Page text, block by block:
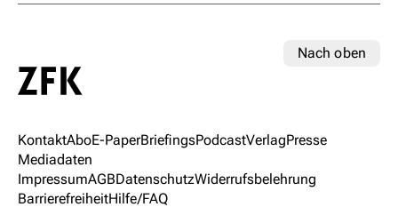
Nach oben
KontaktAboE-PaperBriefingsPodcastVerlagPresse
Mediadaten
ImpressumAGBDatenschutzWiderrufsbelehrung
BarrierefreiheitHilfe/FAQ